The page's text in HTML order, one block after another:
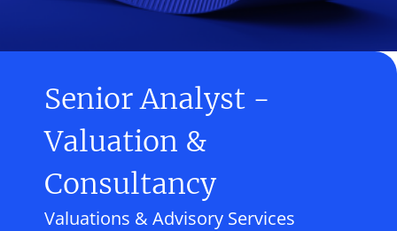
Senior Analyst -
Valuation &
Consultancy
Valuations & Advisory Services